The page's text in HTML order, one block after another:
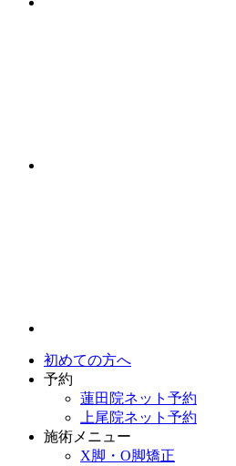
初めての方へ
予約
蓮田院ネット予約
上尾院ネット予約
施術メニュー
X脚・O脚矯正